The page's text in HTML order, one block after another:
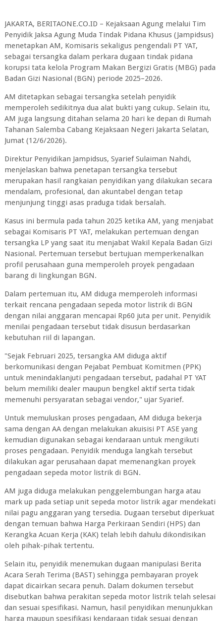
JAKARTA, BERITAONE.CO.ID – Kejaksaan Agung melalui Tim
Penyidik Jaksa Agung Muda Tindak Pidana Khusus (Jampidsus)
menetapkan AM, Komisaris sekaligus pengendali PT YAT,
sebagai tersangka dalam perkara dugaan tindak pidana
korupsi tata kelola Program Makan Bergizi Gratis (MBG) pada
Badan Gizi Nasional (BGN) periode 2025–2026.
AM ditetapkan sebagai tersangka setelah penyidik
memperoleh sedikitnya dua alat bukti yang cukup. Selain itu,
AM juga langsung ditahan selama 20 hari ke depan di Rumah
Tahanan Salemba Cabang Kejaksaan Negeri Jakarta Selatan,
Jumat (12/6/2026).
Direktur Penyidikan Jampidsus, Syarief Sulaiman Nahdi,
menjelaskan bahwa penetapan tersangka tersebut
merupakan hasil rangkaian penyidikan yang dilakukan secara
mendalam, profesional, dan akuntabel dengan tetap
menjunjung tinggi asas praduga tidak bersalah.
Kasus ini bermula pada tahun 2025 ketika AM, yang menjabat
sebagai Komisaris PT YAT, melakukan pertemuan dengan
tersangka LP yang saat itu menjabat Wakil Kepala Badan Gizi
Nasional. Pertemuan tersebut bertujuan memperkenalkan
profil perusahaan guna memperoleh proyek pengadaan
barang di lingkungan BGN.
Dalam pertemuan itu, AM diduga memperoleh informasi
terkait rencana pengadaan sepeda motor listrik di BGN
dengan nilai anggaran mencapai Rp60 juta per unit. Penyidik
menilai pengadaan tersebut tidak disusun berdasarkan
kebutuhan riil di lapangan.
"Sejak Februari 2025, tersangka AM diduga aktif
berkomunikasi dengan Pejabat Pembuat Komitmen (PPK)
untuk menindaklanjuti pengadaan tersebut, padahal PT YAT
belum memiliki dealer maupun bengkel aktif serta tidak
memenuhi persyaratan sebagai vendor," ujar Syarief.
Untuk memuluskan proses pengadaan, AM diduga bekerja
sama dengan AA dengan melakukan akuisisi PT ASE yang
kemudian digunakan sebagai kendaraan untuk mengikuti
proses pengadaan. Penyidik menduga langkah tersebut
dilakukan agar perusahaan dapat memenangkan proyek
pengadaan sepeda motor listrik di BGN.
AM juga diduga melakukan penggelembungan harga atau
mark up pada setiap unit sepeda motor listrik agar mendekati
nilai pagu anggaran yang tersedia. Dugaan tersebut diperkuat
dengan temuan bahwa Harga Perkiraan Sendiri (HPS) dan
Kerangka Acuan Kerja (KAK) telah lebih dahulu dikondisikan
oleh pihak-pihak tertentu.
Selain itu, penyidik menemukan dugaan manipulasi Berita
Acara Serah Terima (BAST) sehingga pembayaran proyek
dapat dicairkan secara penuh. Dalam dokumen tersebut
disebutkan bahwa perakitan sepeda motor listrik telah selesai
dan sesuai spesifikasi. Namun, hasil penyidikan menunjukkan
harga maupun spesifikasi kendaraan tidak sesuai dengan